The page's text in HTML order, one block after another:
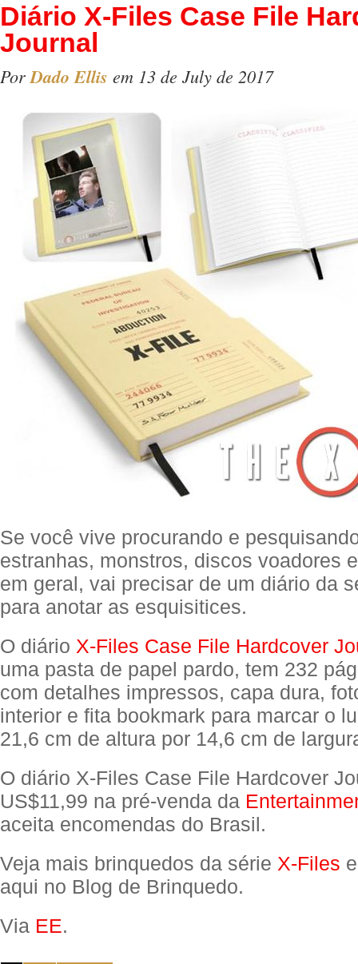
Diário X-Files Case File
Journal
PorDado Ellis em 13 de July de 2017
Se você vive procurando e
estranhas, monstros, discos voadores
em geral, vai precisar de um diário da
para anotar as esquisitices.
O diário X-Files Case File Hardcover
uma pasta de papel pardo, tem 232
com detalhes impressos, capa dura,
interior e fita bookmark para marcar o
21,6 cm de altura por 14,6 cm de
O diário X-Files Case File Hardcover
US$11,99 na pré-venda da
aceita encomendas do Brasil.
Veja mais brinquedos da série X-Files
aqui no Blog de Brinquedo.
Via EE.